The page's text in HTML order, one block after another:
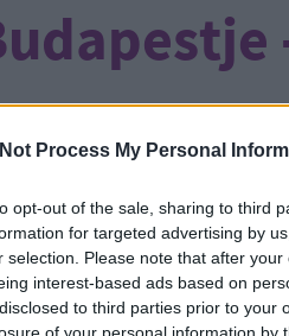
Process My Personal
opt-out of the sale, sharing to third
for targeted advertising by
selection. Please note that after
interest-based ads based on
to third parties prior to your
"Uniós Fejlesztések nyílt
Mint korábban
az Egy nap a